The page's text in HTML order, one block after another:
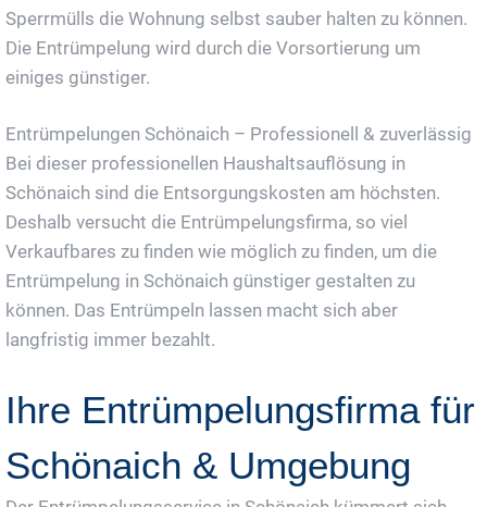
Sperrmülls die Wohnung selbst sauber halten zu können.
Die Entrümpelung wird durch die Vorsortierung um
einiges günstiger.
Entrümpelungen Schönaich – Professionell & zuverlässig
Bei dieser professionellen Haushaltsauflösung in
Schönaich sind die Entsorgungskosten am höchsten.
Deshalb versucht die Entrümpelungsfirma, so viel
Verkaufbares zu finden wie möglich zu finden, um die
Entrümpelung in Schönaich günstiger gestalten zu
können. Das Entrümpeln lassen macht sich aber
langfristig immer bezahlt.
Ihre Entrümpelungsfirma für
Schönaich & Umgebung